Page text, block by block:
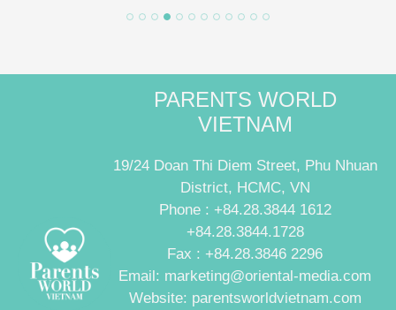
PARENTS WORLD
VIETNAM
19/24 Doan Thi Diem Street, Phu Nhuan
District, HCMC, VN
Phone : +84.28.3844 1612
+84.28.3844.1728
Fax : +84.28.3846 2296
Email: marketing@oriental-media.com
Website: parentsworldvietnam.com